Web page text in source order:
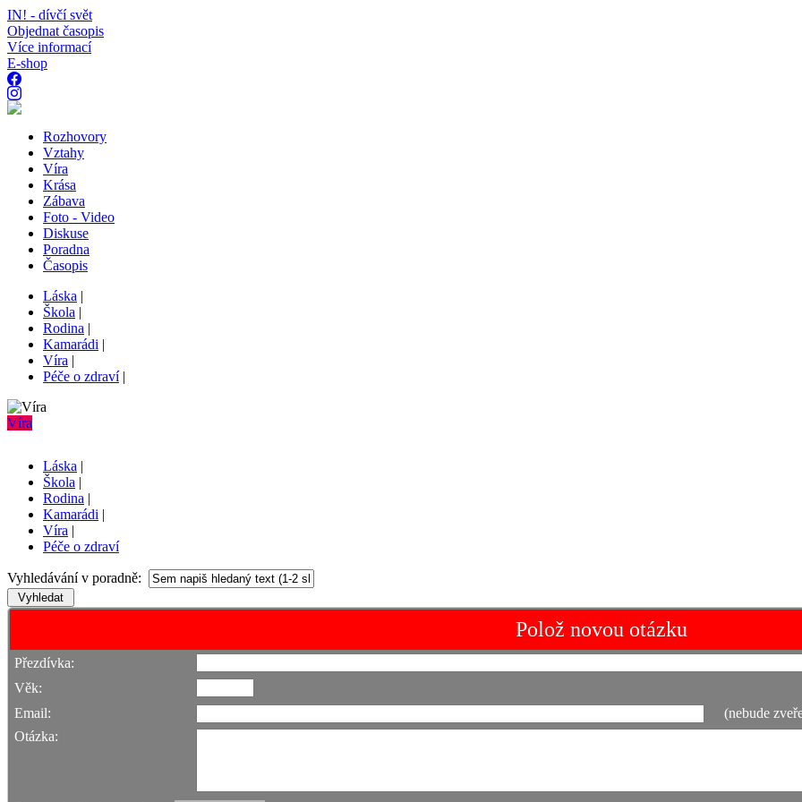
IN! - dívčí svět
Objednat časopis
Více informací
E-shop
Rozhovory
Vztahy
Víra
Krása
Zábava
Foto - Video
Diskuse
Poradna
Časopis
Láska |
Škola |
Rodina |
Kamarádi |
Víra |
Péče o zdraví|
Víra
Láska |
Škola |
Rodina |
Kamarádi |
Víra |
Péče o zdraví
Vyhledávání v poradně:
Polož novou otázku
Přezdívka:
Věk:
Email:
(nebude
Otázka: